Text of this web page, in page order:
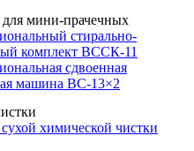
мини-прачечных
стирально-
комплект ВССК-11
сдвоенная
машина ВС-13×2
химической чистки